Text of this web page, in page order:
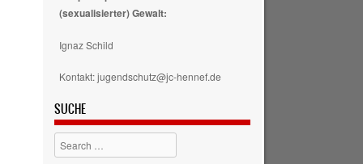
(sexualisierter) Gewalt:
Ignaz Schild
Kontakt: jugendschutz@jc-hennef.de
SUCHE
Search